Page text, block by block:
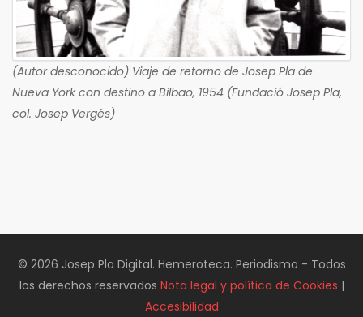
(Autor desconocido) Viaje de retorno de Josep Pla de
Nueva York con destino a Bilbao, 1954 (Fundació Josep Pla,
col. Josep Vergés)
© 2026 Josep Pla Digital. Hemeroteca. Periodismo - Todos
los derechos reservados Nota legal y política de Cookies |
Accesibilidad